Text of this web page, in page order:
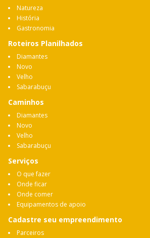
Natureza
História
Gastronomia
Roteiros Planilhados
Diamantes
Novo
Velho
Sabarabuçu
Caminhos
Diamantes
Novo
Velho
Sabarabuçu
Serviços
O que fazer
Onde ficar
Onde comer
Equipamentos de apoio
Cadastre seu empreendimento
Parceiros